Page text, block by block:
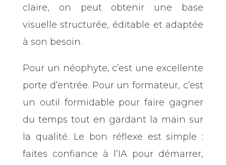
claire, on peut obtenir une base
visuelle structurée, éditable et adaptée
à son besoin.
Pour un néophyte, c’est une excellente
porte d’entrée. Pour un formateur, c’est
un outil formidable pour faire gagner
du temps tout en gardant la main sur
la qualité. Le bon réflexe est simple :
faites confiance à l’IA pour démarrer,